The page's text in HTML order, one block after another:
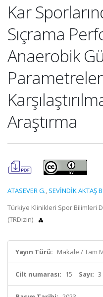
Kar
Sıçrama
Anaerobik
Araştırma
ATASEVER G., SEVİNDİK AKTAŞ B.
Türkiye Klinikleri Spor Bilimleri
(TRDizin)
Yayın Türü: Makale / Tam
Cilt numarası: 15 Sayı: 3